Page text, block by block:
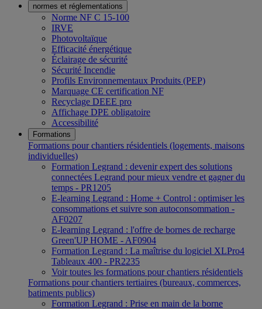
normes et réglementations
Norme NF C 15-100
IRVE
Photovoltaïque
Efficacité énergétique
Éclairage de sécurité
Sécurité Incendie
Profils Environnementaux Produits (PEP)
Marquage CE certification NF
Recyclage DEEE pro
Affichage DPE obligatoire
Accessibilité
Formations
Formations pour chantiers résidentiels (logements, maisons
individuelles)
Formation Legrand : devenir expert des solutions
connectées Legrand pour mieux vendre et gagner du
temps - PR1205
E-learning Legrand : Home + Control : optimiser les
consommations et suivre son autoconsommation -
AF0207
E-learning Legrand : l'offre de bornes de recharge
Green'UP HOME - AF0904
Formation Legrand : La maîtrise du logiciel XLPro4
Tableaux 400 - PR2235
Voir toutes les formations pour chantiers résidentiels
Formations pour chantiers tertiaires (bureaux, commerces,
batiments publics)
Formation Legrand : Prise en main de la borne